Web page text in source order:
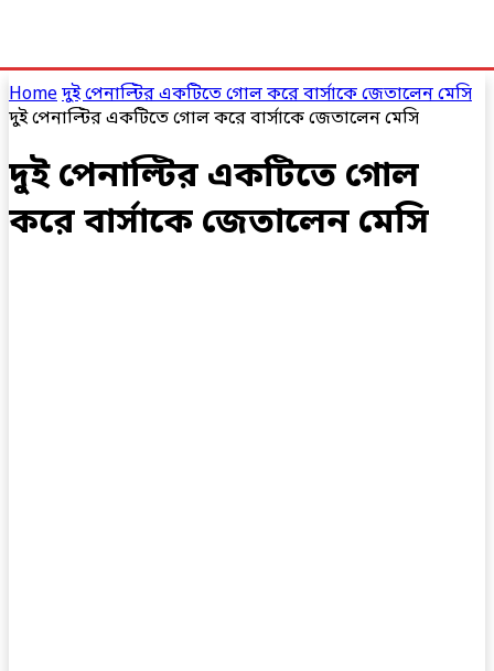
Homeদুই পেনাল্টির একটিতে গোল করে বার্সাকে জেতালেন মেসি
দুই পেনাল্টির একটিতে গোল করে বার্সাকে জেতালেন মেসি
দুই পেনাল্টির একটিতে গোল
করে বার্সাকে জেতালেন মেসি